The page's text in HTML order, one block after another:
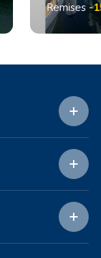
Remises-